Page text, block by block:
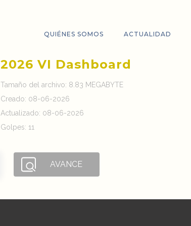
QUIÉNES SOMOS ACTUALIDAD
2026 VI Dashboard
Tamaño del archivo: 8.83 MEGABYTE
Creado: 08-06-2026
Actualizado: 08-06-2026
Golpes: 11
AVANCE